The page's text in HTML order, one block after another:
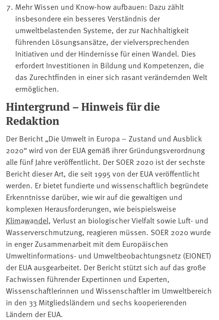
Mehr Wissen und Know-how aufbauen: Dazu zählt
insbesondere ein besseres Verständnis der
umweltbelastenden Systeme, der zur Nachhaltigkeit
führenden Lösungsansätze, der vielversprechenden
Initiativen und der Hindernisse für einen Wandel. Dies
erfordert Investitionen in Bildung und Kompetenzen, die
das Zurechtfinden in einer sich rasant verändernden Welt
ermöglichen.
Hintergrund – Hinweis für die
Redaktion
Der Bericht „Die Umwelt in Europa – Zustand und Ausblick
2020“ wird von der EUA gemäß ihrer Gründungsverordnung
alle fünf Jahre veröffentlicht. Der SOER 2020 ist der sechste
Bericht dieser Art, die seit 1995 von der EUA veröffentlicht
werden. Er bietet fundierte und wissenschaftlich begründete
Erkenntnisse darüber, wie wir auf die gewaltigen und
komplexen Herausforderungen, wie beispielsweise
Klimawandel, Verlust an biologischer Vielfalt sowie Luft- und
Wasserverschmutzung, reagieren müssen. SOER 2020 wurde
in enger Zusammenarbeit mit dem Europäischen
Umweltinformations- und Umweltbeobachtungsnetz (EIONET)
der EUA ausgearbeitet. Der Bericht stützt sich auf das große
Fachwissen führender Expertinnen und Experten,
Wissenschaftlerinnen und Wissenschaftler im Umweltbereich
in den 33 Mitgliedsländern und sechs kooperierenden
Ländern der EUA.